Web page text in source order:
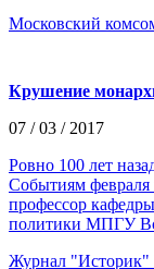
Московский
Крушение
07 / 03 / 2017
Ровно 100 лет
Событиям февраля
профессор
политики МПГУ
Журнал "Историк"